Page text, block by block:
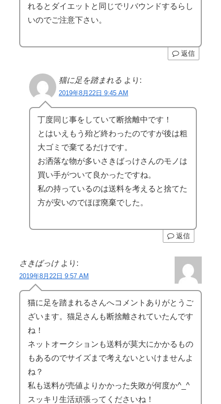
れるとダイエットと同じでリバウンドするらし
いのでご注意下さい。
返信
猫に足を踏まれる より:
2019年8月22日 9:45 AM
丁度同じ事をしていて断捨離中です！
とはいえもう殆ど終わったのですが後は粗
大ゴミで棄てるだけです。
お洒落な物が多いさきばっけさんのモノは
買い手がついて良かったですね。
私の持っているのは送料を考えると捨てた
方が安いのでほぼ廃棄でした。
返信
さきばっけ より:
2019年8月22日 9:57 AM
猫に足を踏まれるさんへコメントありがとうご
ざいます。猫足さんも断捨離されていたんです
ね！
ネットオークションも送料が莫大にかかるもの
もあるのでサイズまで考えないといけませんよ
ね？
私も送料が売値よりかかった失敗が何度か^_^
スッキリ生活頑張ってくださいね！